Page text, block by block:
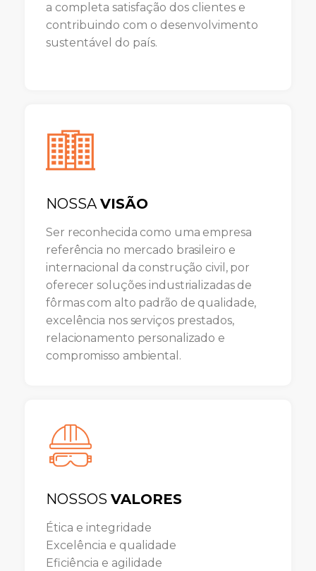
a completa satisfação dos clientes e
contribuindo com o desenvolvimento
sustentável do país.
NOSSAVISÃO
Ser reconhecida como uma empresa
referência no mercado brasileiro e
internacional da construção civil, por
oferecer soluções industrializadas de
fôrmas com alto padrão de qualidade,
excelência nos serviços prestados,
relacionamento personalizado e
compromisso ambiental.
NOSSOS VALORES
Ética e integridade
Excelência e qualidade
Eficiência e agilidade